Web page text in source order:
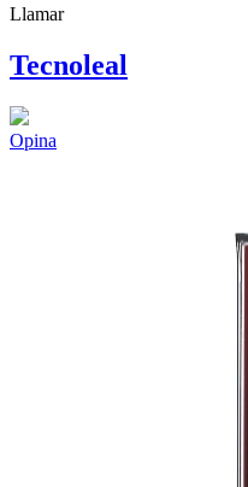
Llamar
Tecnoleal
Opina